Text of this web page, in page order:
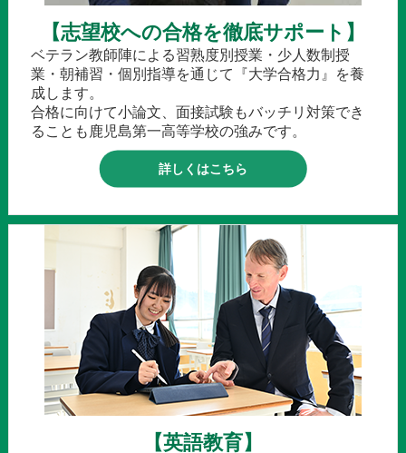
【志望校への合格を徹底サポート】
ベテラン教師陣による習熟度別授業・少人数制授
業・朝補習・個別指導を通じて『大学合格力』を養
成します。
合格に向けて小論文、面接試験もバッチリ対策でき
ることも鹿児島第一高等学校の強みです。
詳しくはこちら
【英語教育】